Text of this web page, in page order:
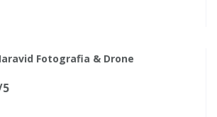
Fotografia & Drone